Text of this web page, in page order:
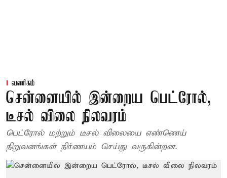
வணிகம்
சென்னையில் இன்றைய பெட்ரோல்,
டீசல் விலை நிலவரம்
பெட்ரோல் மற்றும் டீசல் விலையை எண்ணெய்
நிறுவனங்கள் நிர்ணயம் செய்து வருகின்றன.